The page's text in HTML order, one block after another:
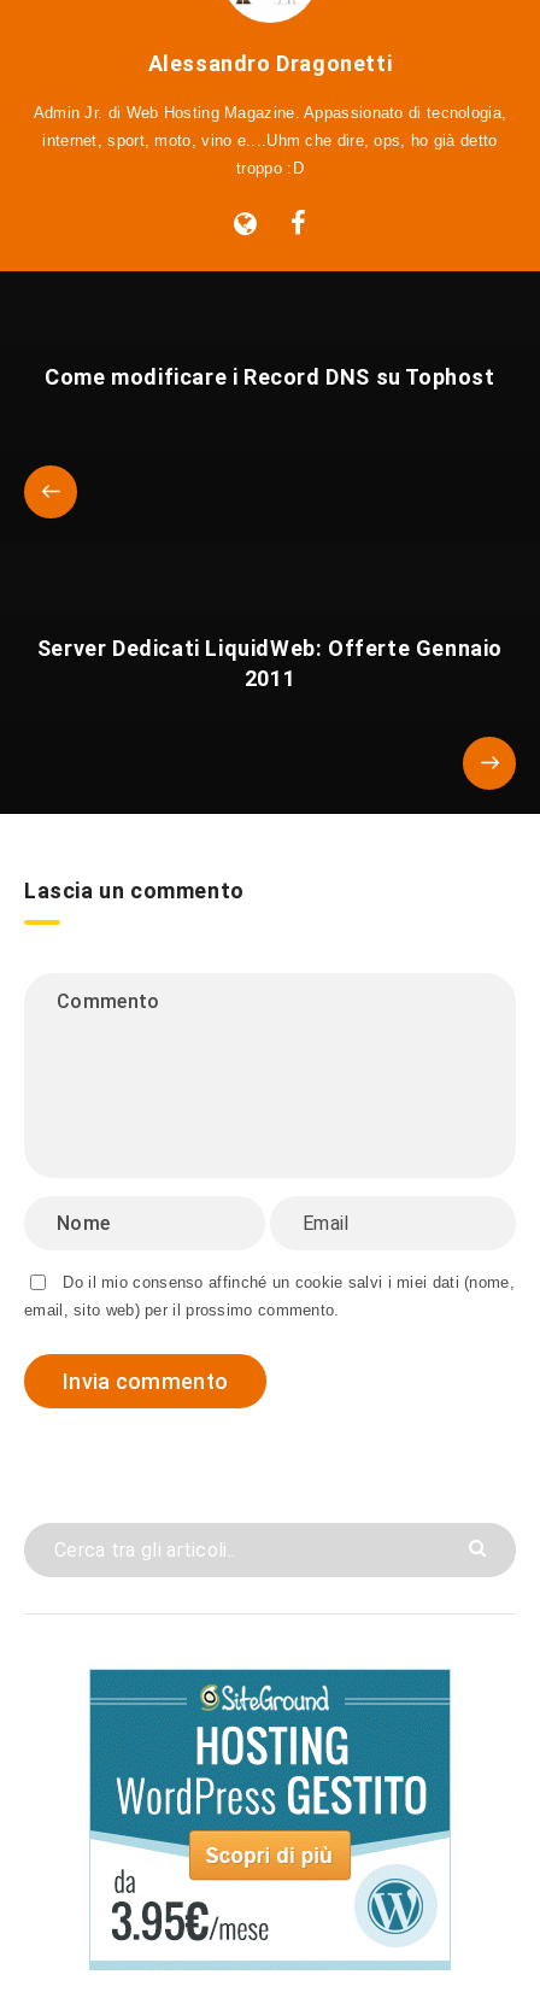
Alessandro Dragonetti
Admin Jr. di Web Hosting Magazine. Appassionato di tecnologia,
internet, sport, moto, vino e....Uhm che dire, ops, ho già detto
troppo :D
Come modificare i Record DNS su Tophost
Server Dedicati LiquidWeb: Offerte Gennaio
2011
Lascia un commento
Do il mio consenso affinché un cookie salvi i miei dati (nome,
email, sito web) per il prossimo commento.